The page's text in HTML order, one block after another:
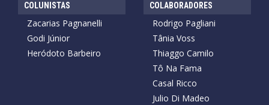
COLUNISTAS
Zacarias Pagnanelli
Godi Júnior
Heródoto Barbeiro
COLABORADORES
Rodrigo Pagliani
Tânia Voss
Thiaggo Camilo
Tô Na Fama
Casal Ricco
Julio Di Madeo